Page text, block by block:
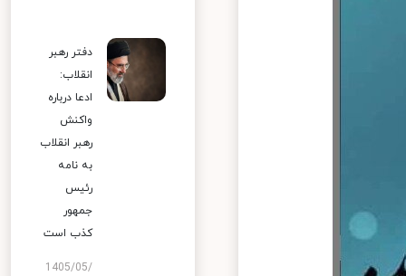
دفتر رهبر
انقلاب:
ادعا درباره
واکنش
رهبر انقلاب
به نامه
رئیس
جمهور
کذب است
1405/05/